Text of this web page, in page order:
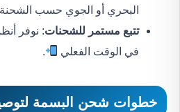
البحري أو الجوي حسب الشحنة
تتبع مستمر للشحنات: نوفر
في الوقت الفعلي
.
خطوات شحن البسمة